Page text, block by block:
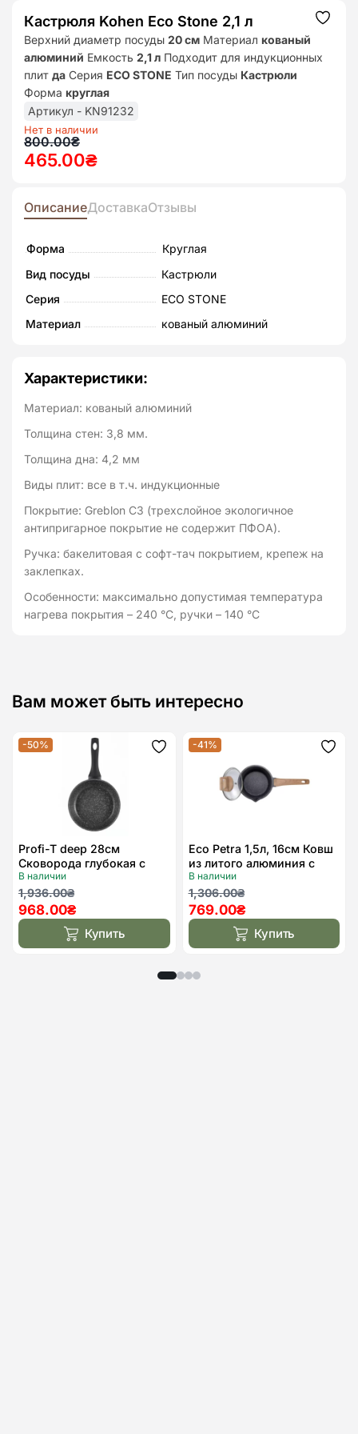
Кастрюля Kohen Eco Stone 2,1 л
Верхний диаметр посуды 20 см Материал кованый
алюминий Емкость 2,1 л Подходит для индукционных
плит да Серия ECO STONE Тип посуды Кастрюли
Форма круглая
Артикул - KN91232
Нет в наличии
800.00₴
Первоначальная
цена
800.00₴.
465.00₴
Текущая
цена:
ОписаниеДоставкаОтзывы
Форма
Круглая
Вид посуды
Кастрюли
Серия
ECO STONE
Материал
кованый алюминий
Характеристики:
Материал: кованый алюминий
Толщина стен: 3,8 мм.
Толщина дна: 4,2 мм
Виды плит: все в т.ч. индукционные
Покрытие: Greblon C3 (трехслойное экологичное
антипригарное покрытие не содержит ПФОА).
Ручка: бакелитовая с софт-тач покрытием, крепеж на
заклепках.
Особенности: максимально допустимая температура
нагрева покрытия – 240 °C, ручки – 140 °C
Вам может быть интересно
-50% Додати
Profi-T deep 28см
Сковорода глубокая с
антипригарным
покрытием Kohen
В наличии
1,936.00₴
Первоначальная
цена
составляла
1,936.00₴.
968.00₴
Текущая
цена:
968.00₴.Купить
-41%
Eco Petra 1,5л, 16см Ковш
из литого алюминия с
крышкой
В наличии
1,306.00₴
Первоначальная
цена
составляла
1,306.00₴.
769.00₴
Текущая
цена:
769.00₴. Купить